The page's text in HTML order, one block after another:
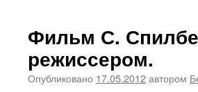
Фильм С.
режиссером.
Опубликовано 17.05.2012автором